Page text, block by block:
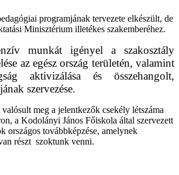
programjának tervezete elkészült, de
Minisztérium illetékes szakemberéhez.
munkát igényel a szakosztály
az egész ország területén, valamint
aktivizálása és összehangolt,
szervezése.
meg a jelentkezők csekély létszáma
a Kodolányi János Főiskola által szervezett
országos továbbképzése, amelynek
részt szoktunk venni.